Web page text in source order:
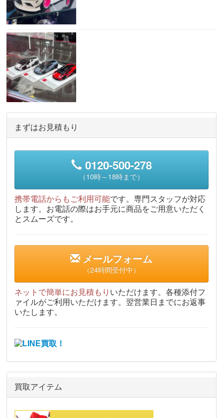
まずはお見積もり
0120-500-278
（10時～18時まで）
携帯電話からもご利用可能です。専門スタッフが対応
します。お電話の際はお手元に商品をご用意いただく
とスムーズです。
メールフォーム
（24時間受付中）
ネットで簡単にお見積もり いただけます。各種添付フ
ァイルがご利用いただけます。翌営業日までにお返事
いたします。
買取アイテム